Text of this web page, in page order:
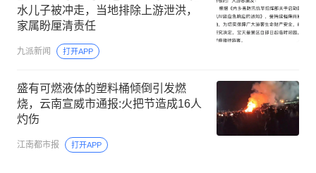
水儿子被冲走，当地排除上游泄洪，
家属盼厘清责任
九派新闻 打开APP
盛有可燃液体的塑料桶倾倒引发燃
烧，云南宣威市通报:火把节造成16人
灼伤
江南都市报 打开APP